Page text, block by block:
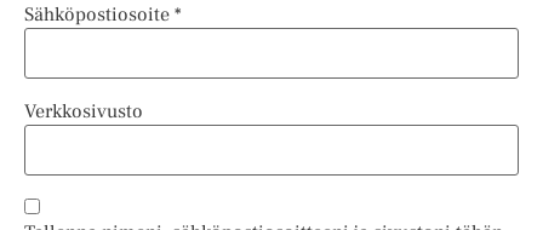
Sähköpostiosoite *
Verkkosivusto